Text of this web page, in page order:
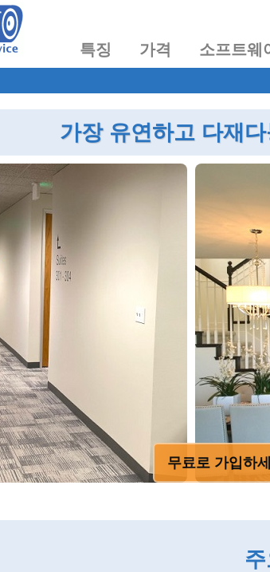
특징 가격 소프트웨
가장 유연하고 다재
무료로 가입하